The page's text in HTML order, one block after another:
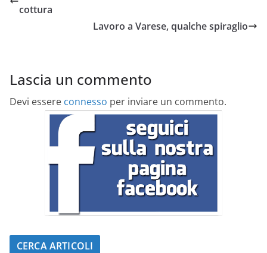
cottura
Lavoro a Varese, qualche spiraglio
Lascia un commento
Devi essere connesso per inviare un commento.
CERCA ARTICOLI